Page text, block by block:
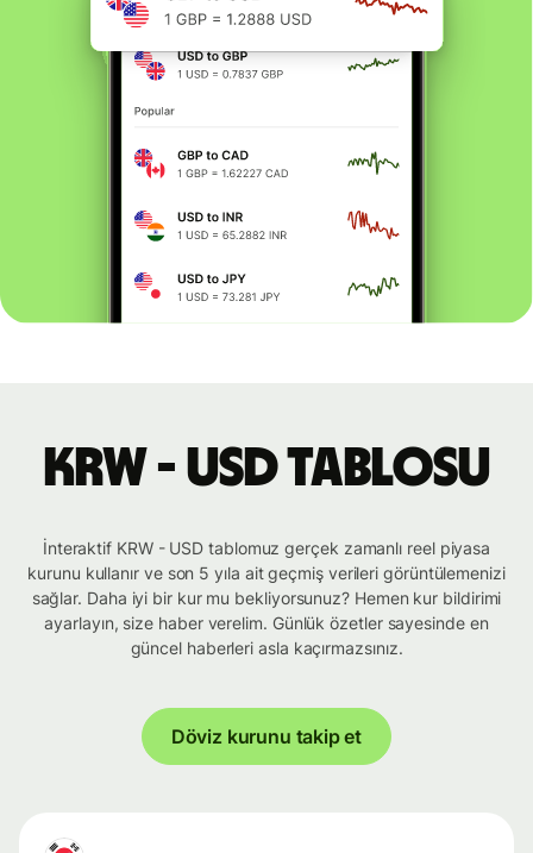
KRW - USD tablosu
İnteraktif KRW - USD tablomuz gerçek zamanlı reel piyasa
kurunu kullanır ve son 5 yıla ait geçmiş verileri görüntülemenizi
sağlar. Daha iyi bir kur mu bekliyorsunuz? Hemen kur bildirimi
ayarlayın, size haber verelim. Günlük özetler sayesinde en
güncel haberleri asla kaçırmazsınız.
Döviz kurunu takip et